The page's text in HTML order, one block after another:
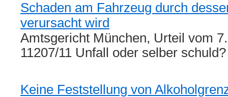
Schaden am Fahrzeug durch
verursacht wird
Amtsgericht München, Urteil vom
11207/11 Unfall oder selber
Keine Feststellung von